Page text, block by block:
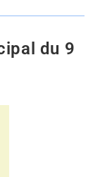
du 9